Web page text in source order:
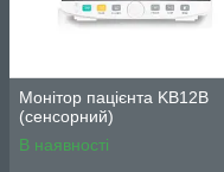
Монітор пацієнта KB12B
(сенсорний)
В наявності